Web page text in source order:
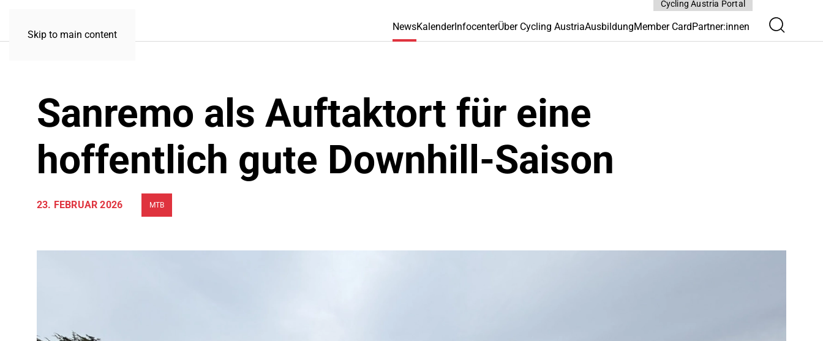
Skip to main content
NewsKalenderInfocenterÜber Cycling AustriaAusbildungMember CardPartner:innen
Cycling Austria Portal
Sanremo als Auftaktort für eine
hoffentlich gute Downhill-Saison
23. FEBRUAR 2026 MTB